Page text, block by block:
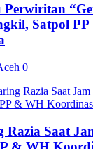
Satpol
0
Razia Saat